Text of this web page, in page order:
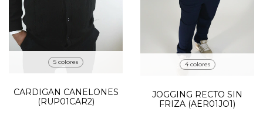
5 colores
CARDIGAN CANELONES
(RUP01CAR2)
4 colores
JOGGING RECTO SIN
FRIZA (AER01JO1)